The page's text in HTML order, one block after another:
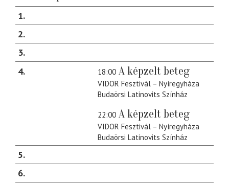
1
2
3
4
18:00 A képzelt beteg
VIDOR Fesztivál – Nyíregyháza
Budaörsi Latinovits Színház
22:00 A képzelt beteg
VIDOR Fesztivál – Nyíregyháza
Budaörsi Latinovits Színház
5
6